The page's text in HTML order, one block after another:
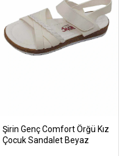
Şirin Genç Comfort Örğü Kız
Çocuk Sandalet Beyaz